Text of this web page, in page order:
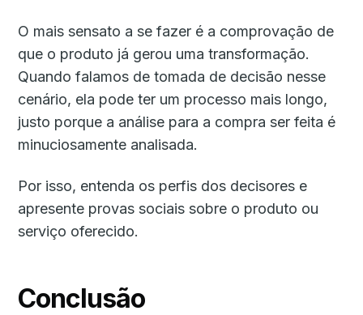
O mais sensato a se fazer é a comprovação de
que o produto já gerou uma transformação.
Quando falamos de tomada de decisão nesse
cenário, ela pode ter um processo mais longo,
justo porque a análise para a compra ser feita é
minuciosamente analisada.
Por isso, entenda os perfis dos decisores e
apresente provas sociais sobre o produto ou
serviço oferecido.
Conclusão